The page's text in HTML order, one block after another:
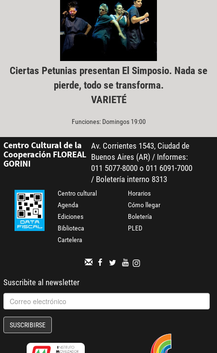
Ciertas Petunias presentan El Simposio. Nada se
pierde, todo se transforma.
VARIETÉ
Funciones: Domingos 19:00
Centro Cultural de la
Cooperación FLOREAL
GORINI
Av. Corrientes 1543, Ciudad de
Buenos Aires (AR) / Informes:
011 5077-8000 o 011 6091-7000
/ Boletería interno 8313
Centro cultural
Agenda
Ediciones
Biblioteca
Cartelera
Horarios
Cómo llegar
Boletería
PLED
Suscribite al newsletter
SUSCRIBIRSE